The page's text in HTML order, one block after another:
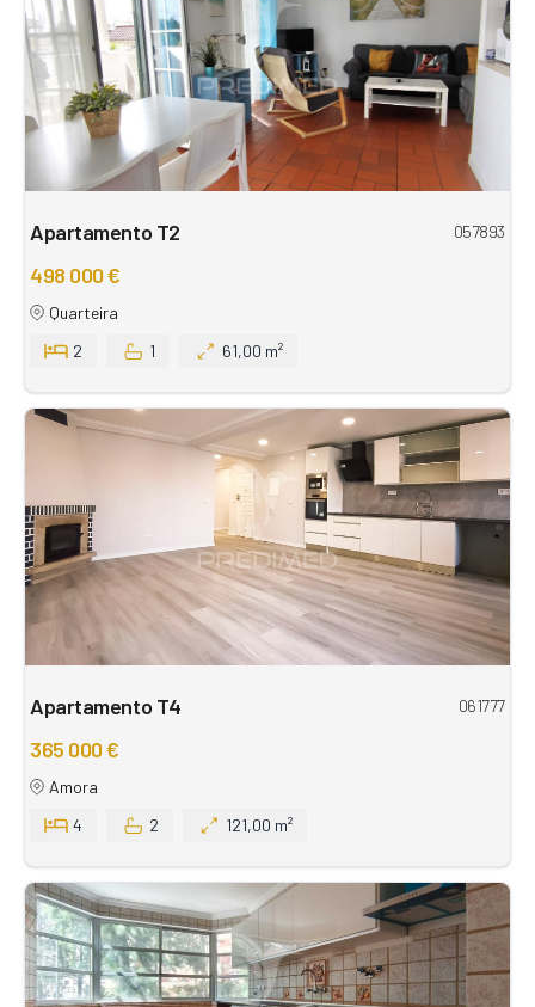
Apartamento T2 057893
498 000 €
Quarteira
2
1 61,00 m²
Apartamento T4 061777
365 000 €
Amora
4
2 121,00 m²